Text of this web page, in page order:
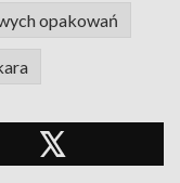
opakowań